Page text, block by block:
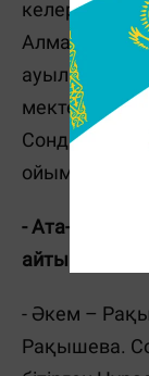
келер
Алматы
ауылы.
мектепке
Сондықтан,
ойым болған
- Ата-анаң
айтып өтсең.
- Әкем –
Рақышева.